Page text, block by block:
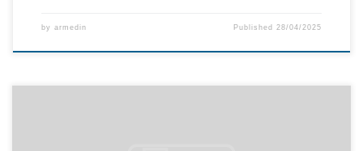
by armedin Published28/04/2025